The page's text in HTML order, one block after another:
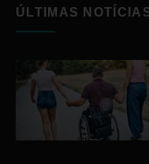
ÚLTIMAS